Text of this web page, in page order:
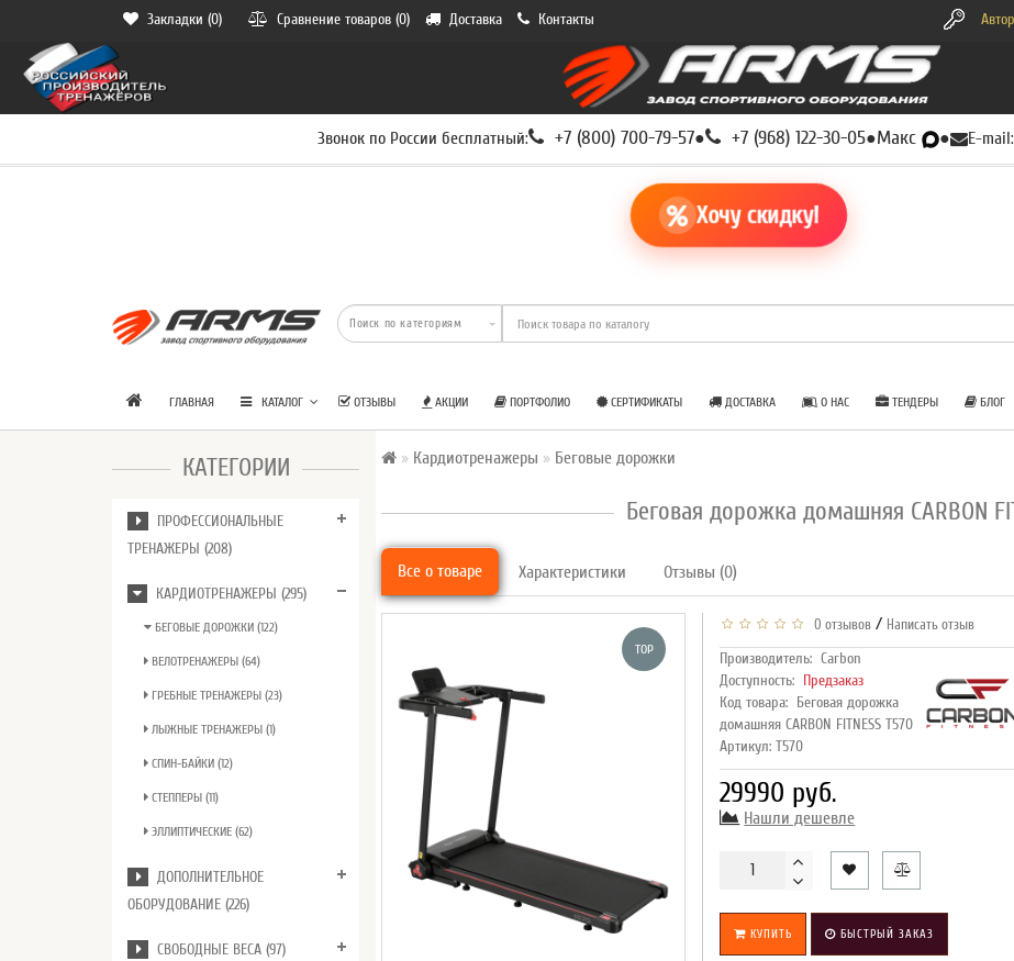
Закладки (0) Сравнение товаров (0) Доставка Контакты
Звонок по России бесплатный: +7 (800) 700-79-57● +7 (968) 122-30-05●Макс ● E-mail:
Хочу скидку!
ГЛАВНАЯ КАТАЛОГ ОТЗЫВЫ АКЦИИ ПОРТФОЛИО СЕРТИФИКАТЫ ДОСТАВКА О НАС ТЕНДЕРЫ БЛОГ
КАТЕГОРИИ
ПРОФЕССИОНАЛЬНЫЕ
ТРЕНАЖЕРЫ (208)
КАРДИОТРЕНАЖЕРЫ (295)
БЕГОВЫЕ ДОРОЖКИ (122)
ВЕЛОТРЕНАЖЕРЫ (64)
ГРЕБНЫЕ ТРЕНАЖЕРЫ (23)
ЛЫЖНЫЕ ТРЕНАЖЕРЫ (1)
СПИН-БАЙКИ (12)
СТЕППЕРЫ (11)
ЭЛЛИПТИЧЕСКИЕ (62)
ДОПОЛНИТЕЛЬНОЕ
ОБОРУДОВАНИЕ (226)
СВОБОДНЫЕ ВЕСА (97)
Кардиотренажеры Беговые дорожки
Беговая дорожка домашняя CARBON
Все о товаре Характеристики Отзывы (0)
TOP
0 отзывов / Написать отзыв
Производитель: Carbon
Доступность: Предзаказ
Код товара: Беговая дорожка
домашняя CARBON FITNESS T570
Артикул: T570
29990 руб.
Нашли дешевле
КУПИТЬ БЫСТРЫЙ ЗАКАЗ